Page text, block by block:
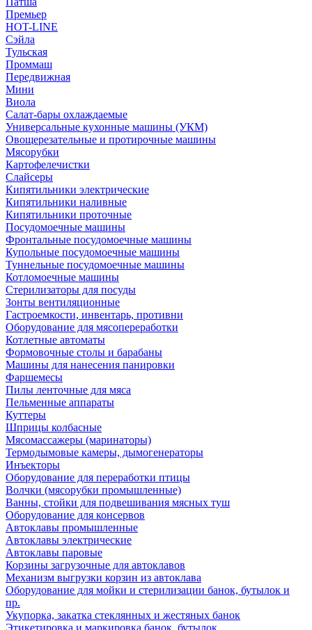
Премьер
HOT-LINE
Сэйла
Тульская
Проммаш
Передвижная
Мини
Виола
Салат-бары охлаждаемые
Универсальные кухонные машины (УКМ)
Овощерезательные и протирочные машины
Мясорубки
Картофелечистки
Слайсеры
Кипятильники электрические
Кипятильники наливные
Кипятильники проточные
Посудомоечные машины
Фронтальные посудомоечные машины
Купольные посудомоечные машины
Туннельные посудомоечные машины
Котломоечные машины
Стерилизаторы для посуды
Зонты вентиляционные
Гастроемкости, инвентарь, противни
Оборудование для мясопереработки
Котлетные автоматы
Формовочные столы и барабаны
Машины для нанесения панировки
Фаршемесы
Пилы ленточные для мяса
Пельменные аппараты
Куттеры
Шприцы колбасные
Мясомассажеры (маринаторы)
Термодымовые камеры, дымогенераторы
Инъекторы
Оборудование для переработки птицы
Волчки (мясорубки промышленные)
Ванны, стойки для подвешивания мясных туш
Оборудование для консервов
Автоклавы промышленные
Автоклавы электрические
Автоклавы паровые
Корзины загрузочные для автоклавов
Механизм выгрузки корзин из автоклава
Оборудование для мойки и стерилизации банок, бутылок и
пр.
Укупорка, закатка стеклянных и жестяных банок
Этикетировка и маркировка банок, бутылок